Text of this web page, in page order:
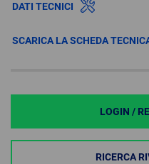
DATI TECNICI
SCARICA LA SCHEDA
LOGIN /
RICERCA